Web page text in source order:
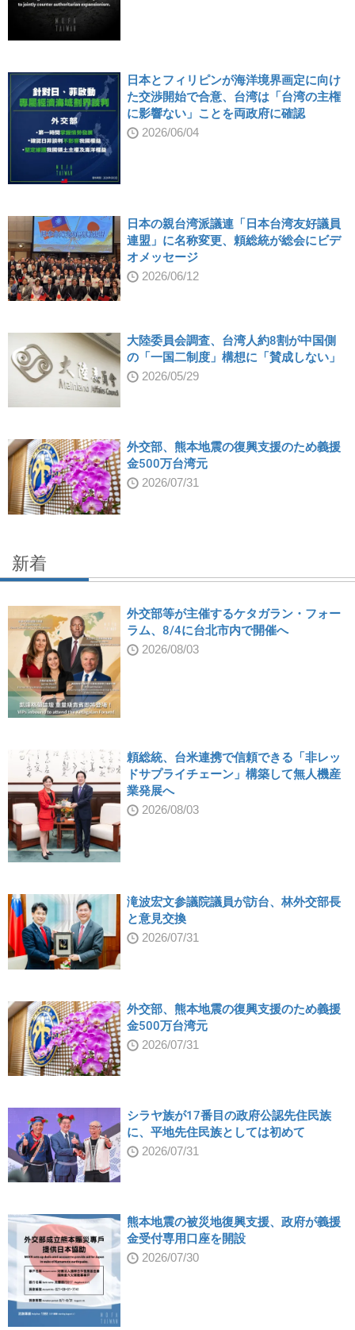
日本とフィリピンが海洋境界画定に向け
た交渉開始で合意、台湾は「台湾の主権
に影響ない」ことを両政府に確認
2026/06/04
日本の親台湾派議連「日本台湾友好議員
連盟」に名称変更、頼総統が総会にビデ
オメッセージ
2026/06/12
大陸委員会調査、台湾人約8割が中国側
の「一国二制度」構想に「賛成しない」
2026/05/29
外交部、熊本地震の復興支援のため義援
金500万台湾元
2026/07/31
新着
外交部等が主催するケタガラン・フォー
ラム、8/4に台北市内で開催へ
2026/08/03
頼総統、台米連携で信頼できる「非レッ
ドサプライチェーン」構築して無人機産
業発展へ
2026/08/03
滝波宏文参議院議員が訪台、林外交部長
と意見交換
2026/07/31
外交部、熊本地震の復興支援のため義援
金500万台湾元
2026/07/31
シラヤ族が17番目の政府公認先住民族
に、平地先住民族としては初めて
2026/07/31
熊本地震の被災地復興支援、政府が義援
金受付専用口座を開設
2026/07/30